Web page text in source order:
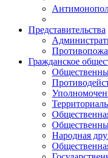
Представительства
Гражданское
Народная